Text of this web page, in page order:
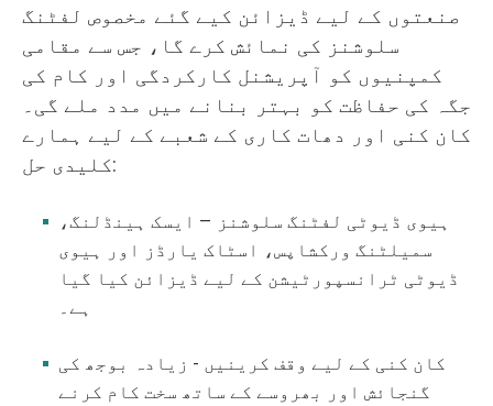
صنعتوں کے لیے ڈیزائن کیے گئے مخصوص لفٹنگ
سلوشنز کی نمائش کرے گا، جس سے مقامی
کمپنیوں کو آپریشنل کارکردگی اور کام کی
جگہ کی حفاظت کو بہتر بنانے میں مدد ملے گی۔
کان کنی اور دھات کاری کے شعبے کے لیے ہمارے
کلیدی حل:
ہیوی ڈیوٹی لفٹنگ سلوشنز – ایسک ہینڈلنگ،
سمیلٹنگ ورکشاپس، اسٹاک یارڈز اور ہیوی
ڈیوٹی ٹرانسپورٹیشن کے لیے ڈیزائن کیا گیا
ہے۔
کان کنی کے لیے وقف کرینیں - زیادہ بوجھ کی
گنجائش اور بھروسے کے ساتھ سخت کام کرنے